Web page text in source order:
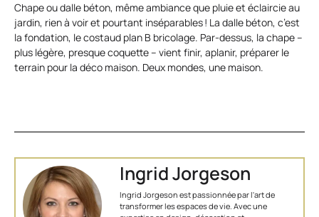
Chape ou dalle béton, même ambiance que pluie et éclaircie au
jardin, rien à voir et pourtant inséparables ! La dalle béton, c’est
la fondation, le costaud plan B bricolage. Par-dessus, la chape –
plus légère, presque coquette – vient finir, aplanir, préparer le
terrain pour la déco maison. Deux mondes, une maison.
Ingrid Jorgeson
Ingrid Jorgeson est passionnée par l'art de
transformer les espaces de vie. Avec une